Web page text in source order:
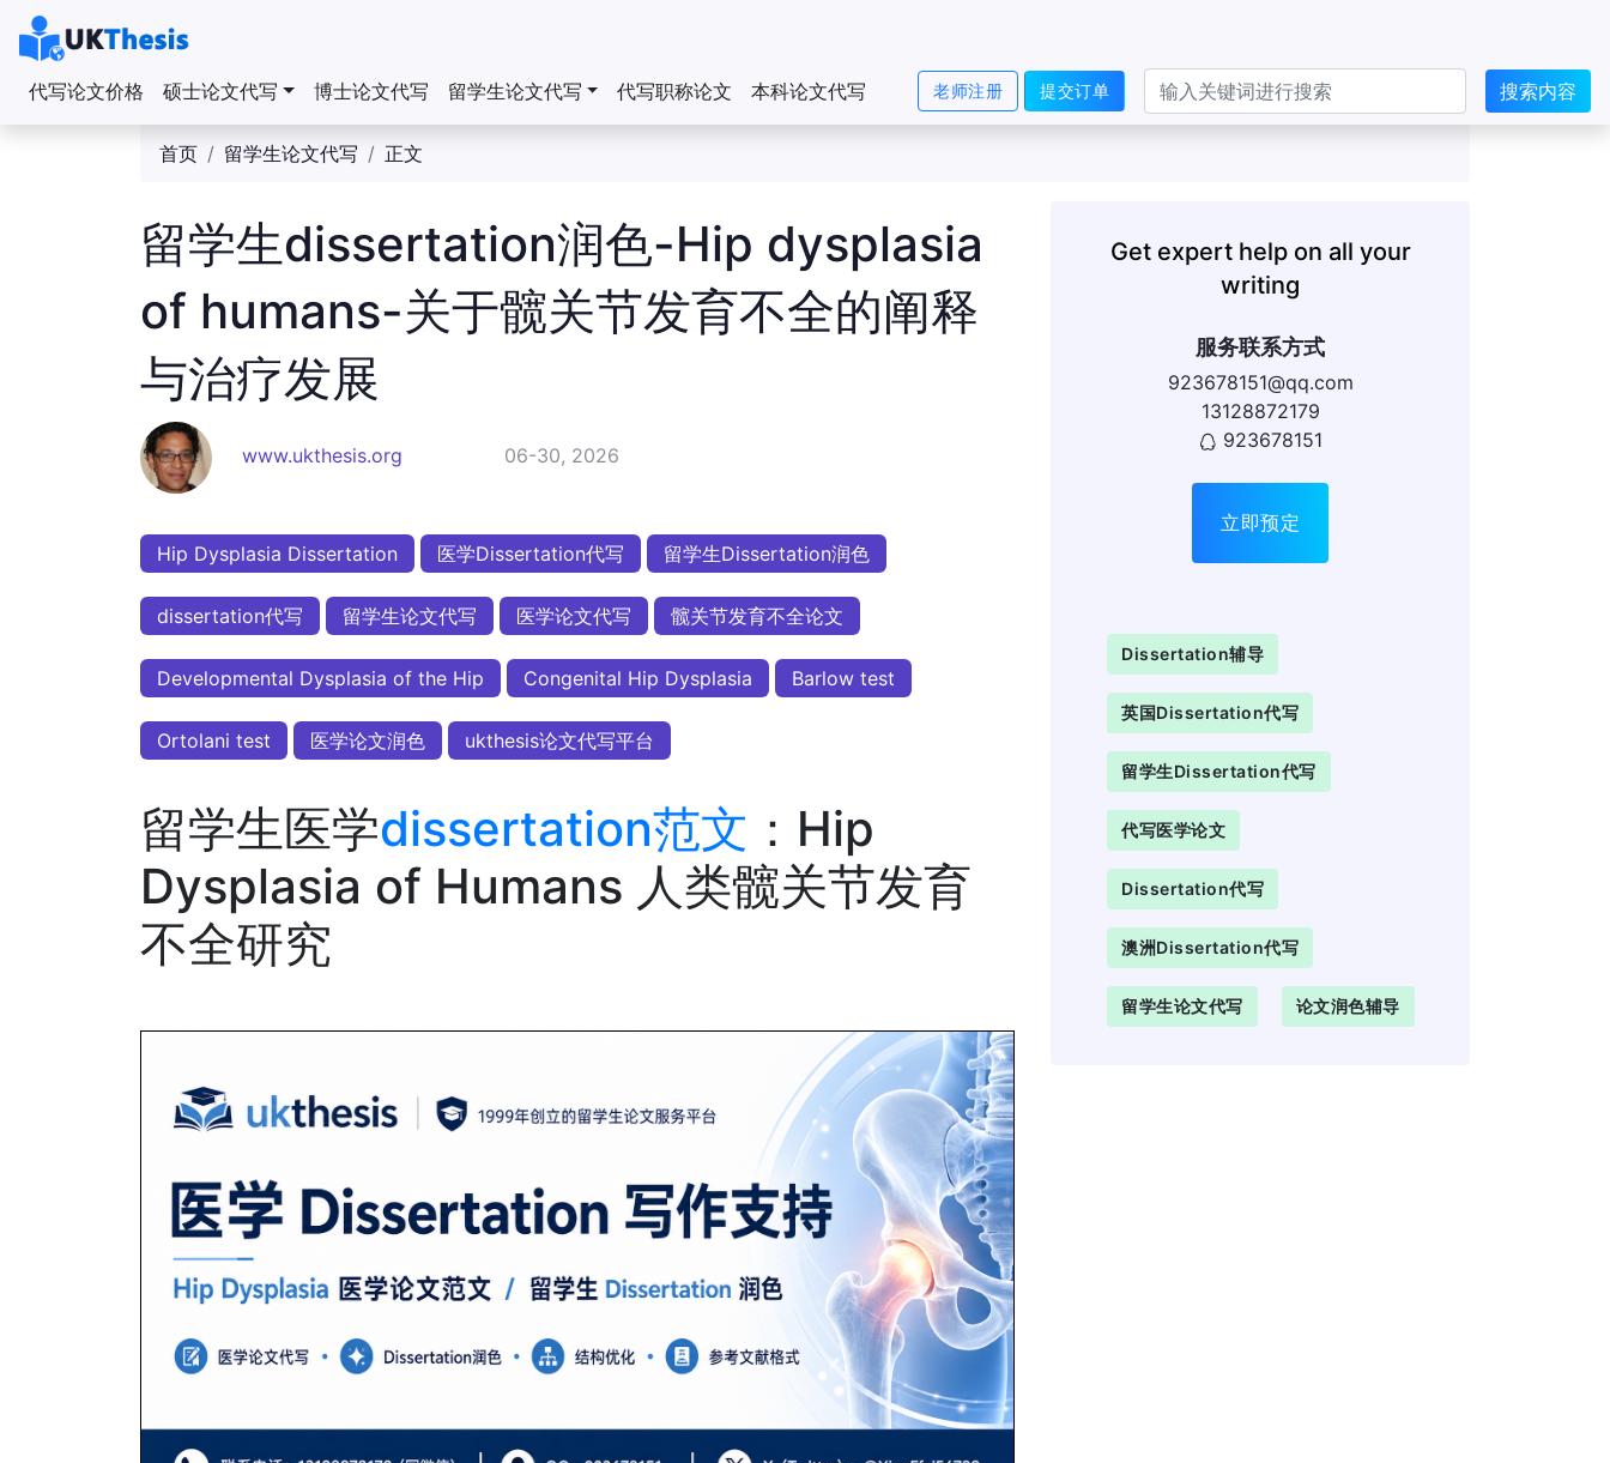
代写论文价格 硕士论文代写 博士论文代写 留学生论文代写 代写职称论文 本科论文代写 搜索内容
老师注册 提交订单
首页 留学生论文代写 正文
留学生dissertation润色-Hip dysplasia
of humans-关于髋关节发育不全的阐释
与治疗发展
www.ukthesis.org 06-30, 2026
Hip Dysplasia Dissertation 医学Dissertation代写 留学生Dissertation润色
dissertation代写 留学生论文代写 医学论文代写 髋关节发育不全论文
Developmental Dysplasia of the Hip Congenital Hip Dysplasia Barlow test
Ortolani test 医学论文润色 ukthesis论文代写平台
留学生医学dissertation范文 ：Hip
Dysplasia of Humans 人类髋关节发育
不全研究
Get expert help on all your
writing
服务联系方式
923678151@qq.com
13128872179
923678151
立即预定
Dissertation辅导
英国Dissertation代写
留学生Dissertation代写
代写医学论文
Dissertation代写
澳洲Dissertation代写
留学生论文代写 论文润色辅导